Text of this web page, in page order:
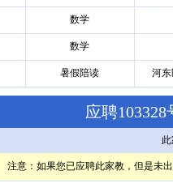
数学
数学
暑假陪读 河
应聘
注意：如果您已应聘此家教，但是未